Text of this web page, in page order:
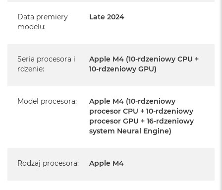
Posiada system operacyjny macOS w języku
polskim oraz polskie menu
urządzenia.
Magic Keyboard z Touch ID
Zasilacz o mocy 143W
Data premiery
modelu:
Late 2024
Seria procesora i
rdzenie:
Apple M4 (10-rdzeniowy CPU +
10-rdzeniowy GPU)
Model procesora:
Apple M4 (10-rdzeniowy
procesor CPU + 10-rdzeniowy
procesor GPU + 16-rdzeniowy
system Neural Engine)
Rodzaj procesora: Apple M4